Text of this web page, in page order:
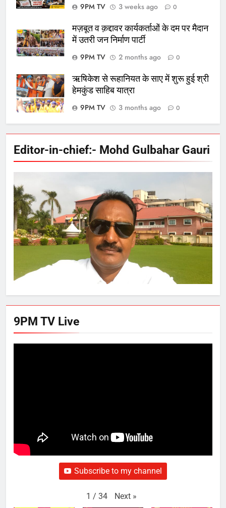
9PM TV
3 weeks ago 0
मज़बूत व क़द्दावर कार्यकर्ताओं के दम पर मैदान
में उतरी जन निर्माण पार्टी
9PM TV
2 months ago 0
ऋषिकेश से रूहानियत के साए में शुरू हुई श्री
हेमकुंड साहिब यात्रा
9PM TV
3 months ago 0
Editor-in-chief:- Mohd Gulbahar Gauri
9PM TV Live
Subscribe to my channel
1 / 34 Next »